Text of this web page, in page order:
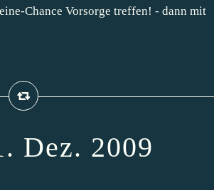
Chance Vorsorge treffen! - dann mit
Dez. 2009